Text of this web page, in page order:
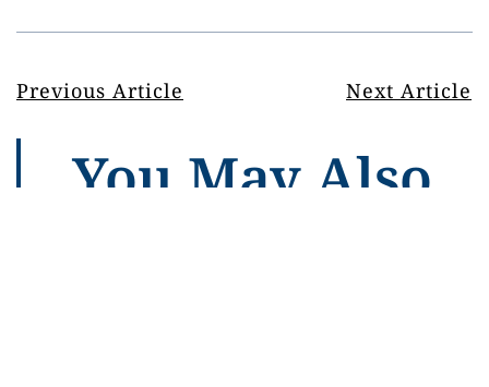
Previous Article Next Article
You May Also